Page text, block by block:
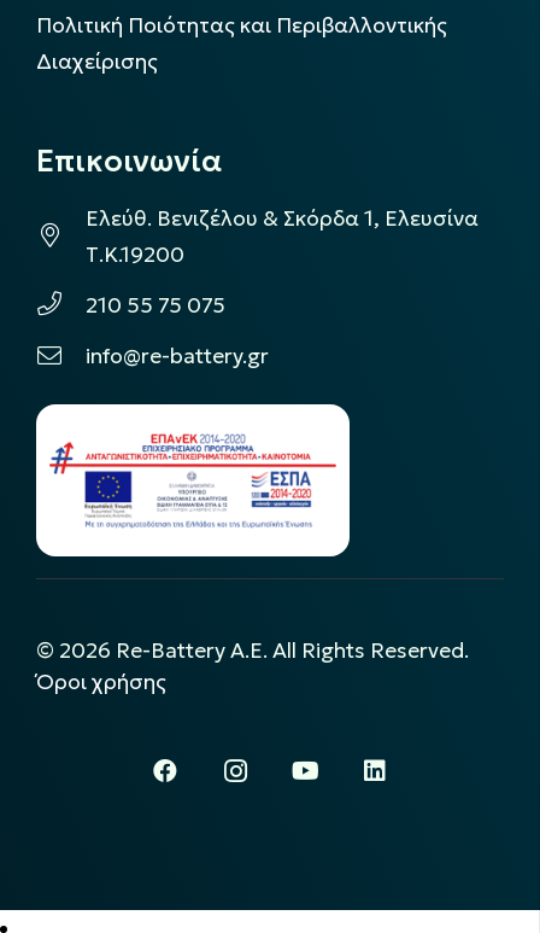
Πολιτική Ποιότητας και Περιβαλλοντικής
Διαχείρισης
Επικοινωνία
Ελεύθ. Βενιζέλου & Σκόρδα 1, Ελευσίνα
Τ.Κ.19200
210 55 75 075
info@re-battery.gr
© 2026 Re-Battery A.E. All Rights Reserved.
Όροι χρήσης